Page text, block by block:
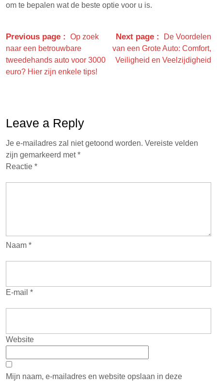
om te bepalen wat de beste optie voor u is.
Previous page
Op zoek
naar een betrouwbare
tweedehands auto voor 3000
euro? Hier zijn enkele tips!
Next page
De Voordelen
van een Grote Auto: Comfort,
Veiligheid en Veelzijdigheid
Leave a Reply
Je e-mailadres zal niet getoond worden. Vereiste velden
zijn gemarkeerd met*
Reactie *
Naam *
E-mail *
Website
Mijn naam, e-mailadres en website opslaan in deze